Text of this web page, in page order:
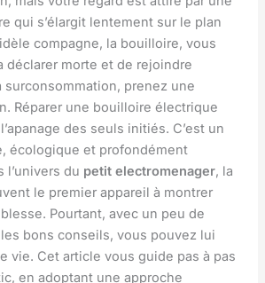
qui s’élargit lentement sur le plan
compagne, la bouilloire, vous
déclarer morte et de rejoindre
surconsommation, prenez une
Réparer une bouilloire électrique
des seuls initiés. C’est un
écologique et profondément
l’univers du petit electromenager, la
le premier appareil à montrer
Pourtant, avec un peu de
bons conseils, vous pouvez lui
vie. Cet article vous guide pas à pas
en adoptant une approche